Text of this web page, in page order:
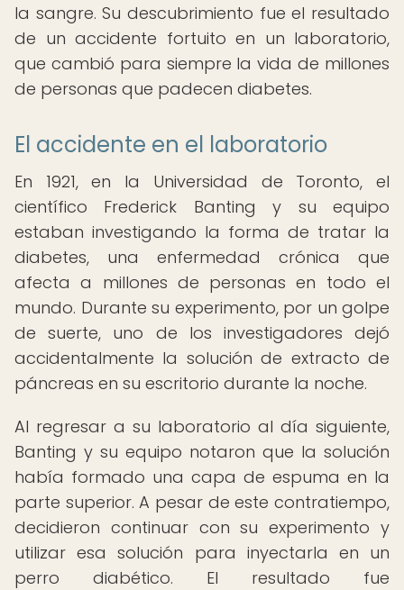
la sangre. Su descubrimiento fue el resultado
de un accidente fortuito en un laboratorio,
que cambió para siempre la vida de millones
de personas que padecen diabetes.
El accidente en el laboratorio
En 1921, en la Universidad de Toronto, el
científico Frederick Banting y su equipo
estaban investigando la forma de tratar la
diabetes, una enfermedad crónica que
afecta a millones de personas en todo el
mundo. Durante su experimento, por un golpe
de suerte, uno de los investigadores dejó
accidentalmente la solución de extracto de
páncreas en su escritorio durante la noche.
Al regresar a su laboratorio al día siguiente,
Banting y su equipo notaron que la solución
había formado una capa de espuma en la
parte superior. A pesar de este contratiempo,
decidieron continuar con su experimento y
utilizar esa solución para inyectarla en un
perro diabético. El resultado fue